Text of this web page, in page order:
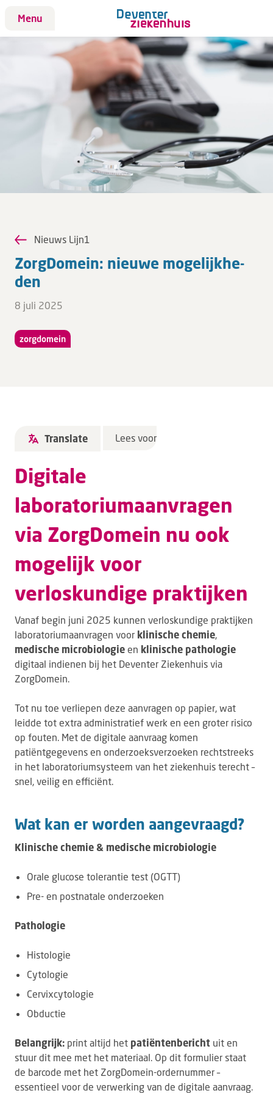
Menu
Werken bij DZ
MijnDZNieuws Lijn1
Zorg­Do­mein: nieuwe mo­ge­lijk­he­
den
8 juli 2025
zorgdomein
Translate Lees voor
Digitale
laboratoriumaanvragen
via ZorgDomein nu ook
mogelijk voor
verloskundige praktijken
Vanaf begin juni 2025 kunnen verloskundige praktijken
laboratoriumaanvragen voor klinische chemie,
medische microbiologie en klinische pathologie
digitaal indienen bij het Deventer Ziekenhuis via
ZorgDomein.
Tot nu toe verliepen deze aanvragen op papier, wat
leidde tot extra administratief werk en een groter risico
op fouten. Met de digitale aanvraag komen
patiëntgegevens en onderzoeksverzoeken rechtstreeks
in het laboratoriumsysteem van het ziekenhuis terecht –
snel, veilig en efficiënt.
Wat kan er worden aangevraagd?
Klinische chemie & medische microbiologie
Orale glucose tolerantie test (OGTT)
Pre- en postnatale onderzoeken
Pathologie
Histologie
Cytologie
Cervixcytologie
Obductie
Belangrijk: print altijd het patiëntenbericht uit en
stuur dit mee met het materiaal. Op dit formulier staat
de barcode met het ZorgDomein-ordernummer –
essentieel voor de verwerking van de digitale aanvraag.